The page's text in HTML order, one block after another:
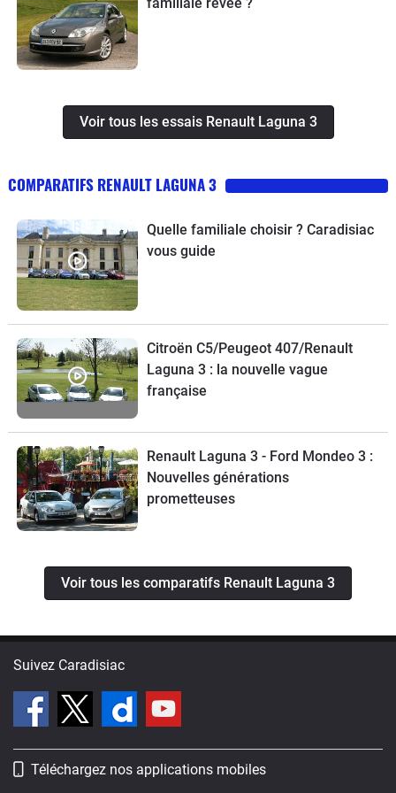
Voir tous les essais Renault Laguna 3
COMPARATIFS RENAULT LAGUNA 3
Quelle familiale choisir ? Caradisiac
vous guide
Citroën C5/Peugeot 407/Renault
Laguna 3 : la nouvelle vague
française
Renault Laguna 3 - Ford Mondeo 3 :
Nouvelles générations
prometteuses
Voir tous les comparatifs Renault Laguna 3
Suivez Caradisiac
Téléchargez nos applications mobiles